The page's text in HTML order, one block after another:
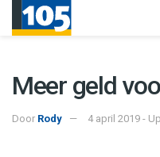
Meer geld
Door Rody 4 april 2019 -